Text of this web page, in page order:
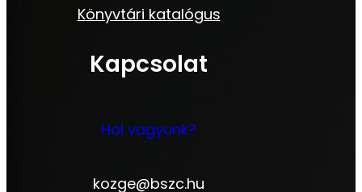
Könyvtári katalógus
Kapcsolat
Hol vagyunk?
kozge@bszc.hu